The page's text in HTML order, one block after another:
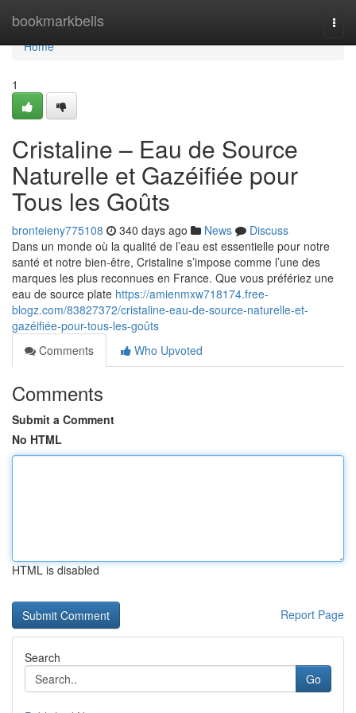
bookmarkbells
Home
Home
1
Cristaline – Eau de Source
Naturelle et Gazéifiée pour
Tous les Goûts
bronteieny775108 340 days ago News
Discuss
Dans un monde où la qualité de l’eau est essentielle pour notre
santé et notre bien-être, Cristaline s’impose comme l’une des
marques les plus reconnues en France. Que vous préfériez une
eau de source plate https://amienmxw718174.free-
blogz.com/83827372/cristaline-eau-de-source-naturelle-et-
gazéifiée-pour-tous-les-goûts
Comments
Who Upvoted
Comments
Submit a Comment
No HTML
HTML is disabled
Report Page
Search
Go